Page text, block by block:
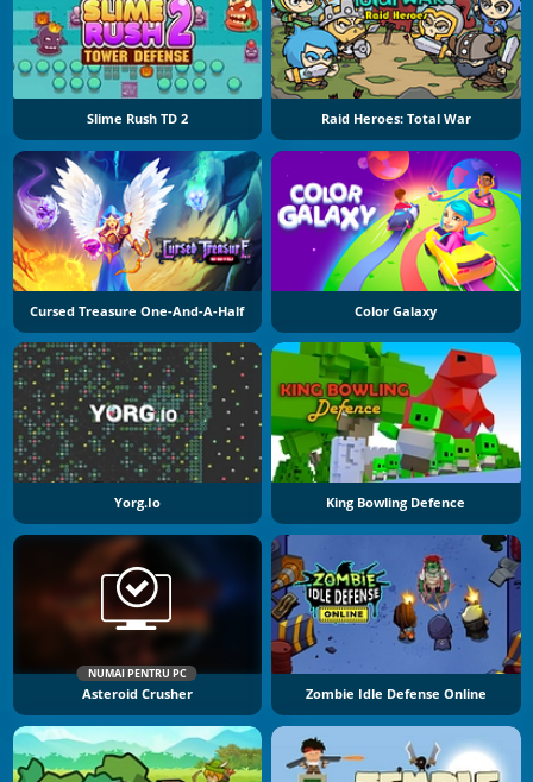
Slime Rush TD 2 Raid Heroes: Total War
Cursed Treasure One-And-A-Half Color Galaxy
Yorg.io King Bowling Defence
NUMAI PENTRU PC
Asteroid Crusher Zombie Idle Defense Online